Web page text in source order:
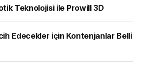
Teknolojisi ile Prowill 3D
için Kontenjanlar Belli